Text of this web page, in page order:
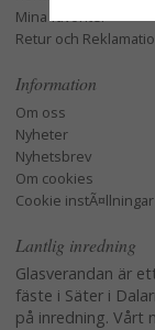
Mina favoriter
Retur och
Information
Om oss
Nyheter
Nyhetsbrev
Om cookies
Cookie instÃ¤llningar
Lantlig inredning
Glasverandan är
fäste i Säter i
på inredning. Vårt